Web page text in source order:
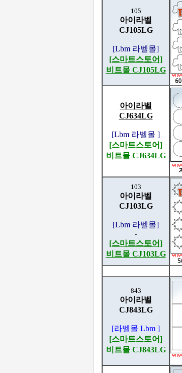
105
아이라벨
CJ105LG
[Lbm 라벨몰]
[스마트스토어]
비트몰 CJ105LG
아이라벨
CJ634LG
[Lbm 라벨몰 ]
[스마트스토어]
비트몰 CJ634LG
103
아이라벨
CJ103LG
[Lbm 라벨몰]
-
[스마트스토어]
비트몰 CJ103LG
843
아이라벨
CJ843LG
[라벨몰 Lbm ]
[스마트스토어]
비트몰 CJ843LG